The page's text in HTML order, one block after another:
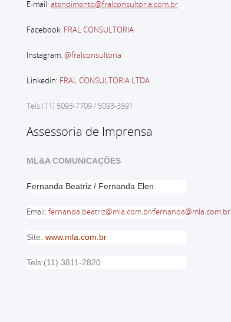
E-mail: atendimento@fralconsultoria.com.br
Facebook: FRAL CONSULTORIA
Instagram: @fralconsultoria
Linkedin: FRAL CONSULTORIA LTDA
Tels:(11) 5093-7709 / 5093-3591
Assessoria de Imprensa
ML&A COMUNICAÇÕES
Fernanda Beatriz / Fernanda Elen
Email: fernanda.beatriz@mla.com.br/fernanda@mla.com.br
Site: www.mla.com.br
Tels:(11) 3811-2820